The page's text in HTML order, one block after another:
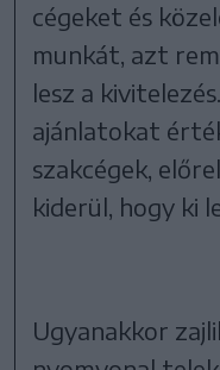
cégeket és
munkát, azt
lesz a
ajánlatokat
szakcégek,
kiderül, hogy ki
Ugyanakkor